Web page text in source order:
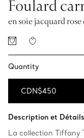
Foulard
en soie jacquard
Quantity
CDN$450
Description et Détails
La collection Tiffany